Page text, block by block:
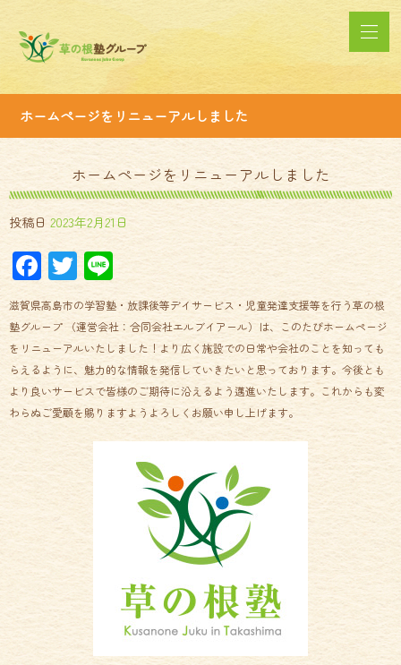
ホームページをリニューアルしました
ホームページをリニューアルしました
投稿日 2023年2月21日
Facebook
Twitter
Line
滋賀県高島市の学習塾・放課後等デイサービス・児童発達支援等を行う草の根
塾グループ （運営会社：合同会社エルブイアール）は、このたびホームページ
をリニューアルいたしました！より広く施設での日常や会社のことを知っても
らえるように、魅力的な情報を発信していきたいと思っております。今後とも
より良いサービスで皆様のご期待に沿えるよう邁進いたします。これからも変
わらぬご愛顧を賜りますようよろしくお願い申し上げます。